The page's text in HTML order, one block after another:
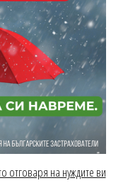
отговаря на нуждите ви